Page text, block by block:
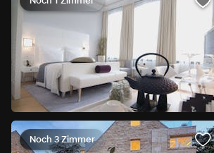
Noch 3 Zimmer